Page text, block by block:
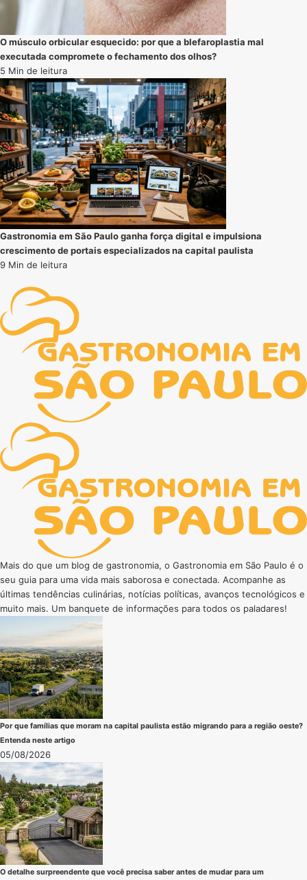
O músculo orbicular esquecido: por que a blefaroplastia mal
executada compromete o fechamento dos olhos?
5 Min de leitura
Gastronomia em São Paulo ganha força digital e impulsiona
crescimento de portais especializados na capital paulista
9 Min de leitura
Mais do que um blog de gastronomia, o Gastronomia em São Paulo é o
seu guia para uma vida mais saborosa e conectada. Acompanhe as
últimas tendências culinárias, notícias políticas, avanços tecnológicos e
muito mais. Um banquete de informações para todos os paladares!
Por que famílias que moram na capital paulista estão migrando para a região oeste?
Entenda neste artigo
05/08/2026
O detalhe surpreendente que você precisa saber antes de mudar para um